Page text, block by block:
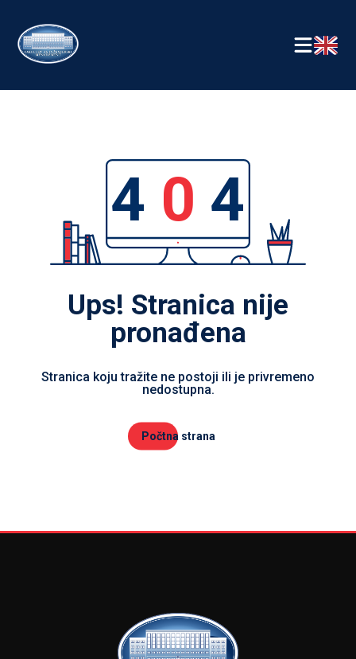
4 0 4
Ups! Stranica nije
pronađena
Stranica koju tražite ne postoji ili je privremeno
nedostupna.
Počtna strana